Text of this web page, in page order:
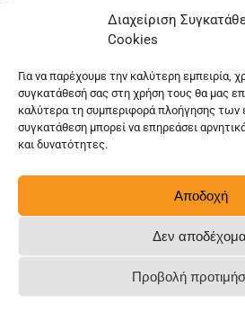
Διαχείριση
Cookies
Για να παρέχουμε την καλύτερη εμπειρία,
συγκατάθεσή σας στη χρήση τους θα μας
καλύτερα τη συμπεριφορά πλοήγησης
συγκατάθεση μπορεί να επηρεάσει
και δυνατότητες.
Αποδοχή
Δεν
Προβολή
© Copyright: Ethos Media S.A.